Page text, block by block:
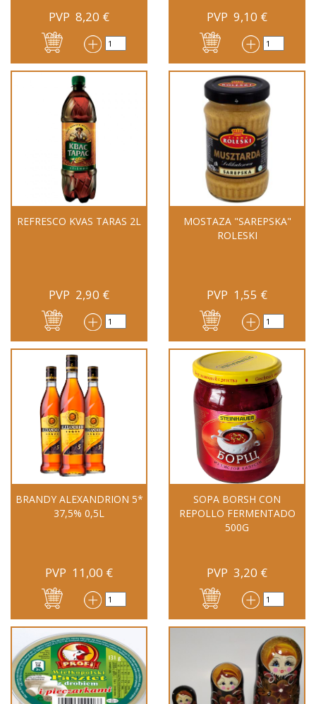
PVP 8,20 € PVP 9,10 €
REFRESCO KVAS TARAS 2L
PVP 2,90 €
MOSTAZA "SAREPSKA"
ROLESKI
PVP 1,55 €
BRANDY ALEXANDRION 5*
37,5% 0,5L
PVP 11,00 €
SOPA BORSH CON
REPOLLO FERMENTADO
500G
PVP 3,20 €